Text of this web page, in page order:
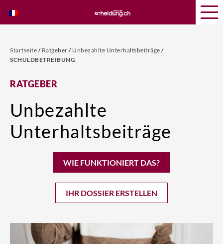
Startseite / Ratgeber / Unbezahlte Unterhaltsbeiträge /
SCHULDBETREIBUNG
RATGEBER
Unbezahlte
Unterhaltsbeiträge
WIE FUNKTIONIERT DAS?
IHR DOSSIER ERSTELLEN